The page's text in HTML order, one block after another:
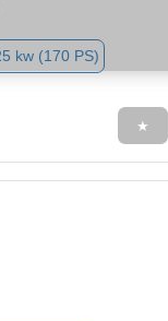
kw (170 PS)
★